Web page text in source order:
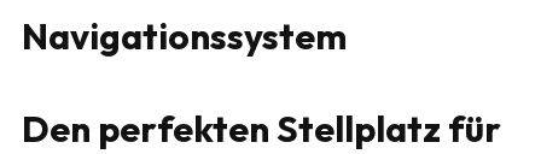
Navigationssystem
Den perfekten Stellplatz für